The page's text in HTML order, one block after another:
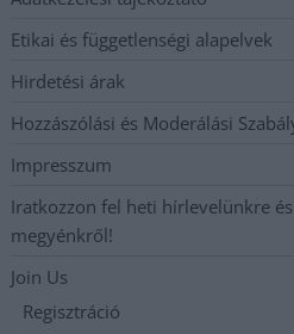
Etikai és függetlenségi alapelvek
Hirdetési árak
Hozzászólási és Moderálási
Impresszum
Iratkozzon fel heti hírlevelünkre
megyénkről!
Join Us
Regisztráció